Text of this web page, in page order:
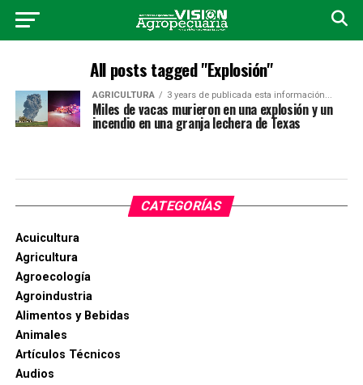
All posts tagged "Explosión"
AGRICULTURA 3 years de publicada esta información...
Miles de vacas murieron en una explosión y un
incendio en una granja lechera de Texas
CATEGORÍAS
Acuicultura
Agricultura
Agroecología
Agroindustria
Alimentos y Bebidas
Animales
Artículos Técnicos
Audios